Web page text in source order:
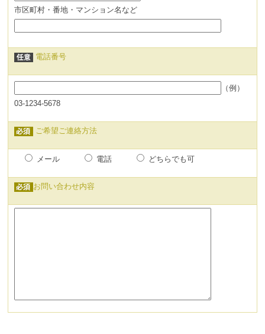
市区町村・番地・マンション名など
電話番号
（例）
03-1234-5678
ご希望ご連絡方法
メール 電話 どちらでも可
お問い合わせ内容